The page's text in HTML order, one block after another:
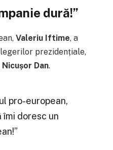
dură!”
Valeriu Iftime, a
prezidențiale,
Nicușor Dan.
pro-european,
îmi doresc un